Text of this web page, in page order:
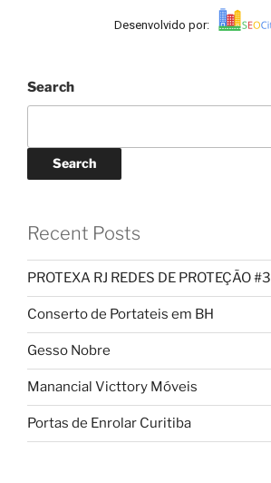
Desenvolvido por:
Search
Search
Recent Posts
PROTEXA RJ REDES DE PROTEÇÃO #3
Conserto de Portateis em BH
Gesso Nobre
Manancial Victtory Móveis
Portas de Enrolar Curitiba